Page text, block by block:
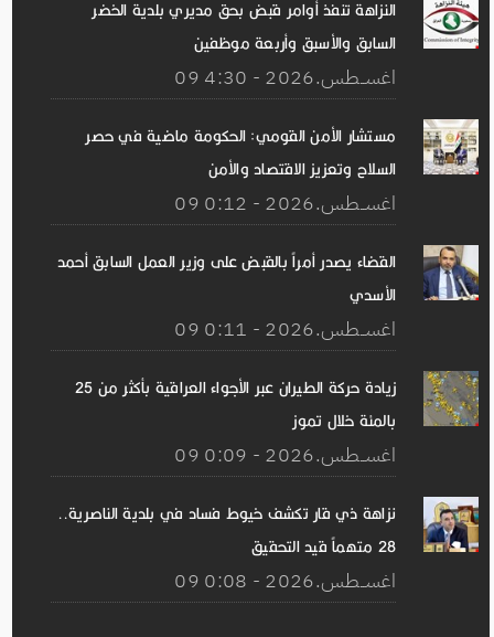
النزاهة تنفذ أوامر قبض بحق مديري بلدية الخضر
السابق والأسبق وأربعة موظفين
09 اغســطس.2026 - 4:30
مستشار الأمن القومي: الحكومة ماضية في حصر
السلاح وتعزيز الاقتصاد والأمن
09 اغســطس.2026 - 0:12
القضاء يصدر أمراً بالقبض على وزير العمل السابق أحمد
الأسدي
09 اغســطس.2026 - 0:11
زيادة حركة الطيران عبر الأجواء العراقية بأكثر من 25
بالمئة خلال تموز
09 اغســطس.2026 - 0:09
نزاهة ذي قار تكشف خيوط فساد في بلدية الناصرية..
28 متهماً قيد التحقيق
09 اغســطس.2026 - 0:08